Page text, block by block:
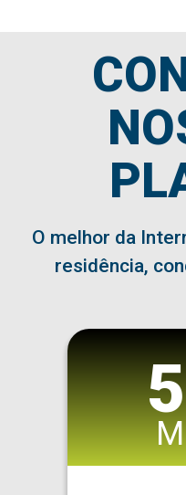
O melhor da
residência,